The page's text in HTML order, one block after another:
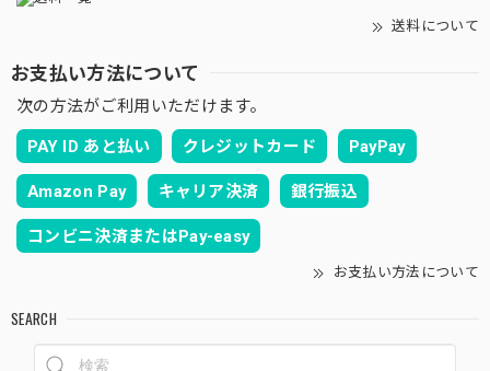
送料について
お支払い方法について
次の方法がご利用いただけます。
PAY ID あと払い クレジットカード PayPay
Amazon Pay キャリア決済 銀行振込
コンビニ決済またはPay-easy
お支払い方法について
SEARCH